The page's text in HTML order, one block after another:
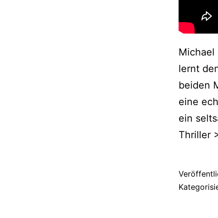
Michael
lernt
beiden
eine
ein
Thriller